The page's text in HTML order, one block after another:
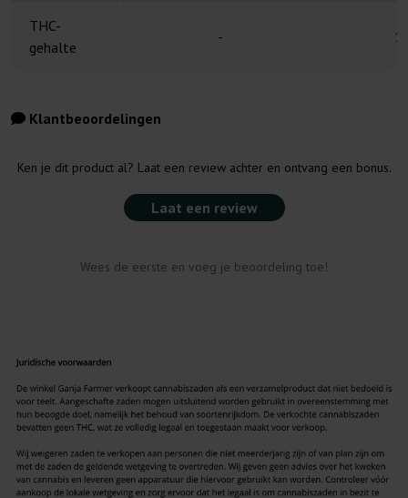
THC-
gehalte
-
Klantbeoordelingen
Ken je dit product al? Laat een review achter en ontvang een bonus.
Laat een review
Wees de eerste en voeg je beoordeling toe!